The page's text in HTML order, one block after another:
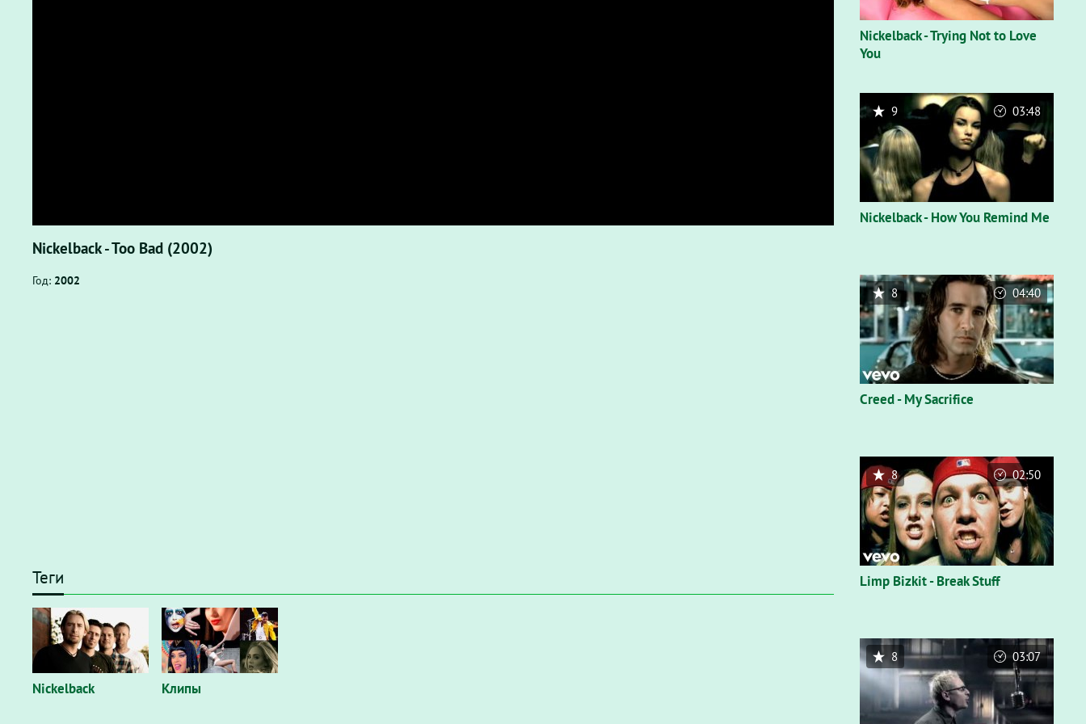
Nickelback - Too Bad (2002)
Год: 2002
Теги
Nickelback Клипы
Nickelback - Trying Not to Love
You
Nickelback - How You Remind Me
9 03:48
Creed - My Sacrifice
8 04:40
Limp Bizkit - Break Stuff
8 02:50
8 03:07